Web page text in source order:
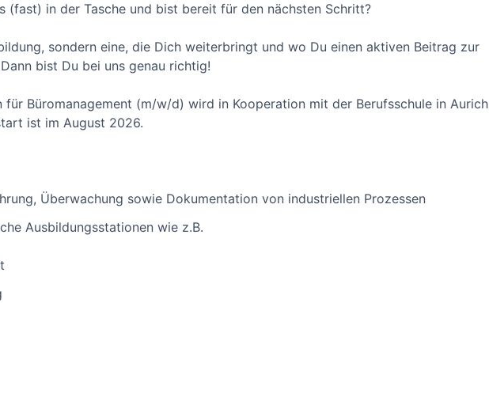
(fast) in der Tasche und bist bereit für den nächsten Schritt?
sondern eine, die Dich weiterbringt und wo Du einen aktiven Beitrag zur
bist Du bei uns genau richtig!
für Büromanagement (m/w/d) wird in Kooperation mit der Berufsschule in Aurich
ist im August 2026.
Überwachung sowie Dokumentation von industriellen Prozessen
Ausbildungsstationen wie z.B.